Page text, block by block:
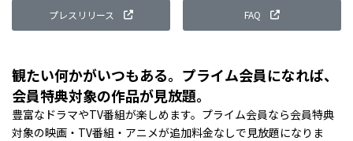
プレスリリース FAQ
観たい何かがいつもある。プライム会員になれば、
会員特典対象の作品が見放題。
豊富なドラマやTV番組が楽しめます。プライム会員なら会員特典
対象の映画・TV番組・アニメが追加料金なしで見放題になりま